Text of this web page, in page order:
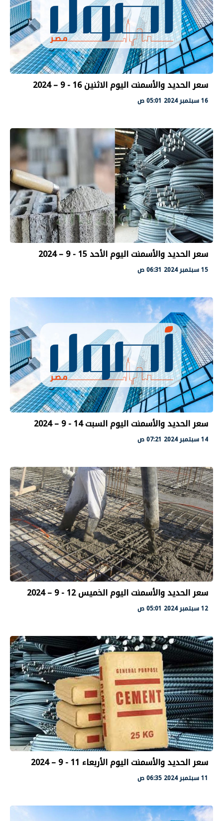
سعر الحديد والأسمنت اليوم الاثنين 16 - 9 – 2024
16 سبتمبر 2024 05:01 ص
سعر الحديد والأسمنت اليوم الأحد 15 - 9 – 2024
15 سبتمبر 2024 06:31 ص
سعر الحديد والأسمنت اليوم السبت 14 - 9 – 2024
14 سبتمبر 2024 07:21 ص
سعر الحديد والأسمنت اليوم الخميس 12 - 9 – 2024
12 سبتمبر 2024 05:01 ص
سعر الحديد والأسمنت اليوم الأربعاء 11 - 9 – 2024
11 سبتمبر 2024 06:35 ص